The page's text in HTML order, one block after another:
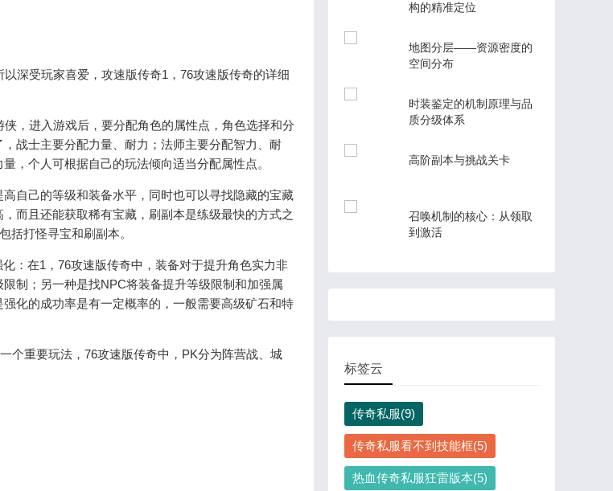
深受玩家喜爱，攻速版传奇1，76攻速版传奇的详细
，进入游戏后，要分配角色的属性点，角色选择和分
战士主要分配力量、耐力；法师主要分配智力、耐
，个人可根据自己的玩法倾向适当分配属性点。
自己的等级和装备水平，同时也可以寻找隐藏的宝藏
而且还能获取稀有宝藏，刷副本是练级最快的方式之
括打怪寻宝和刷副本。
：在1，76攻速版传奇中，装备对于提升角色实力非
制；另一种是找NPC将装备提升等级限制和加强属
化的成功率是有一定概率的，一般需要高级矿石和特
个重要玩法，76攻速版传奇中，PK分为阵营战、城
构的精准定位
地图分层——资源密度的
空间分布
时装鉴定的机制原理与品
质分级体系
高阶副本与挑战关卡
召唤机制的核心：从领取
到激活
标签云
传奇私服(9)
传奇私服看不到技能框(5)
热血传奇私服狂雷版本(5)